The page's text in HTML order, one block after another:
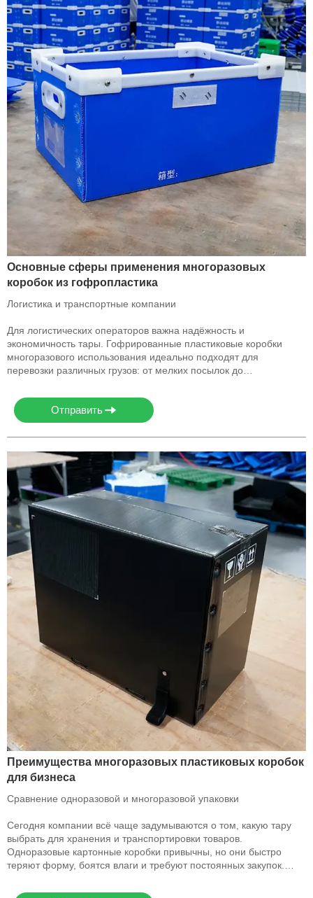
Основные сферы применения многоразовых
коробок из гофропластика
Логистика и транспортные компании
Для логистических операторов важна надёжность и
экономичность тары. Гофрированные пластиковые коробки
многоразового использования идеально подходят для
перевозки различных грузов: от мелких посылок до
транспортировки, легко штабелируются и защищают
содержимое от влаги и механических повреждений. Это
позволяет снизить расходы на одноразовую упаковку и
повысить эффективность работы.
Отправить
Преимущества многоразовых пластиковых коробок
для бизнеса
Сравнение одноразовой и многоразовой упаковки
Сегодня компании всё чаще задумываются о том, какую тару
выбрать для хранения и транспортировки товаров.
Одноразовые картонные коробки привычны, но они быстро
теряют форму, боятся влаги и требуют постоянных закупок.
выгодной альтернативой: они сохраняют прочность после